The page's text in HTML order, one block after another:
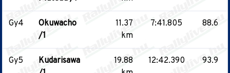
Gy4
Okuwacho
/1
11.37
km
7:41.805 88.6
Gy5
Kudarisawa
19.88
12:42.390 93.9